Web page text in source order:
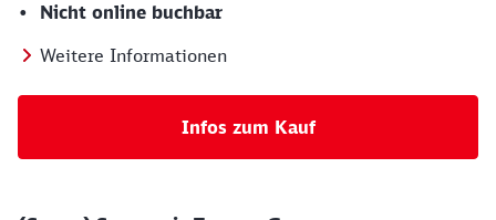
• Nicht online buchbar
Weitere Informationen
Infos zum Kauf